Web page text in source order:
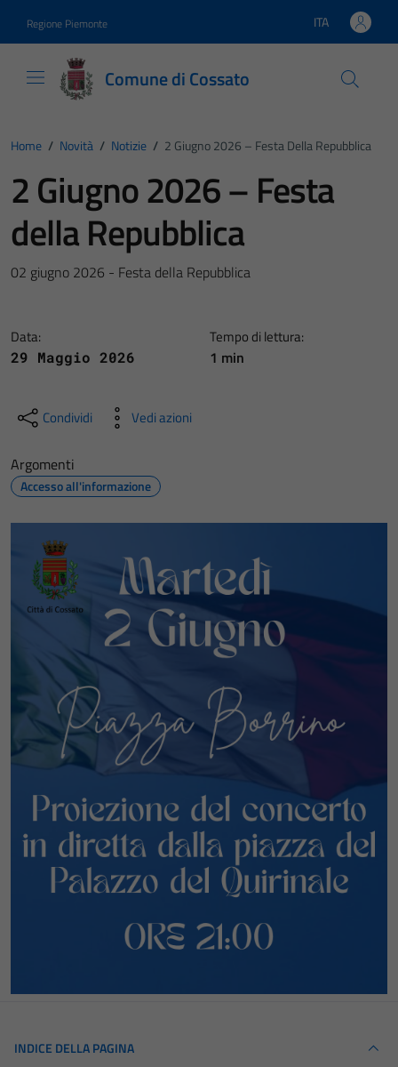
Regione Piemonte Lingua attiva:
ITA
Comune di Cossato
Home / Novità / Notizie / 2 Giugno 2026 – Festa Della Repubblica
2 Giugno 2026 – Festa
della Repubblica
02 giugno 2026 - Festa della Repubblica
Data:
29 Maggio 2026
Tempo di lettura:
1 min
Condividi Vedi azioni
Argomenti
Accesso all'informazione
INDICE DELLA PAGINA